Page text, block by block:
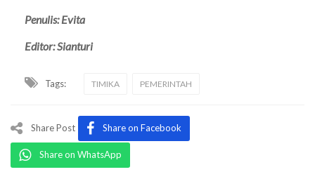
Penulis: Evita
Editor: Sianturi
Tags: TIMIKA PEMERINTAH
Share Post Share on Facebook
Share on WhatsApp